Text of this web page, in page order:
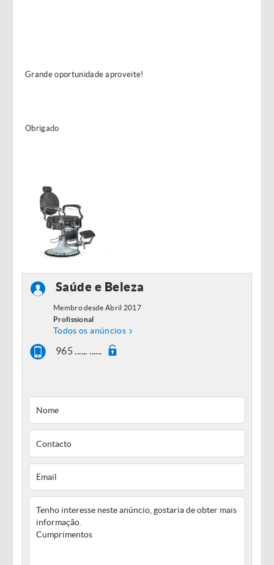
Grande oportunidade aproveite!
Obrigado
Saúde e Beleza
Membro desde Abril 2017
Profissional
Todos os anúncios
965 ...... ......